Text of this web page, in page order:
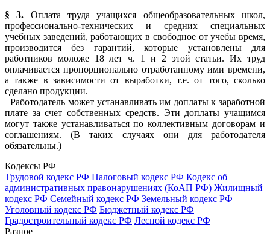
§ 3. Оплата труда учащихся общеобразовательных школ,
профессионально-технических и средних специальных
учебных заведений, работающих в свободное от учебы время,
производится без гарантий, которые установлены для
работников моложе 18 лет ч. 1 и 2 этой статьи. Их труд
оплачивается пропорционально отработанному ими времени,
а также в зависимости от выработки, т.е. от того, сколько
сделано продукции.
Работодатель может устанавливать им доплаты к заработной
плате за счет собственных средств. Эти доплаты учащимся
могут также устанавливаться по коллективным договорам и
соглашениям. (В таких случаях они для работодателя
обязательны.)
Кодексы РФ
Трудовой кодекс РФ Налоговый кодекс РФ Кодекс об
административных правонарушениях (КоАП РФ) Жилищный
кодекс РФ Семейный кодекс РФ Земельный кодекс РФ
Уголовный кодекс РФ Бюджетный кодекс РФ
Градостроительный кодекс РФ Лесной кодекс РФ
Разное